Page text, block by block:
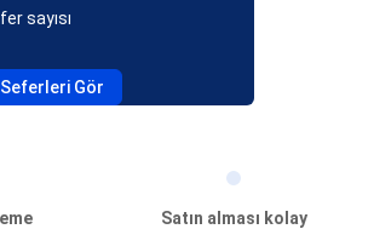
sayısı
Seferleri Gör
Satın alması kolay